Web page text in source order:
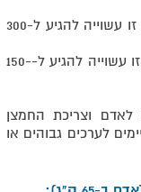
אצל אנשים גדולים, צעירים ושריריים - כמות זו עשוייה להגיע ל-300
אצל אנשים קטנים, מבוגרים ושמנים - כמות זו עשוייה להגיע ל-150-
לאדם וצריכת החמצן
לערכים גבוהים או